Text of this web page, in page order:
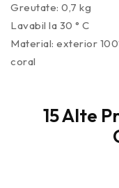
Greutate: 0,7 kg
Lavabil la 30 ° C
Material: exterior
coral
15 Alte